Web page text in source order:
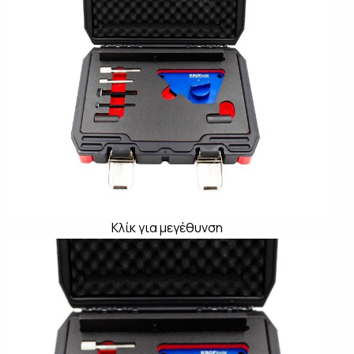
Κλίκ για μεγέθυνση